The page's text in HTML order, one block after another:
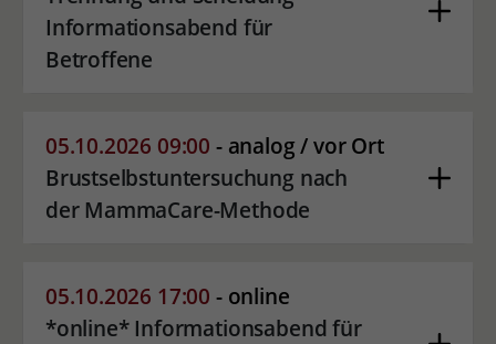
Informationsabend für
Betroffene
05.10.2026 09:00 - analog / vor Ort
Brustselbstuntersuchung nach
der MammaCare-Methode
05.10.2026 17:00 - online
*online* Informationsabend für